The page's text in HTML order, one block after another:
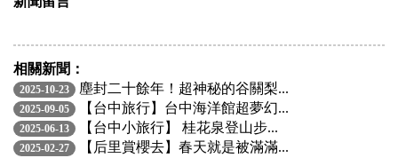
相關新聞：
2025-10-23 塵封二十餘年！超神秘的谷關梨...
2025-09-05 【台中旅行】台中海洋館超夢幻...
2025-06-13 【台中小旅行】 桂花泉登山步...
2025-02-27 【后里賞櫻去】春天就是被滿滿...